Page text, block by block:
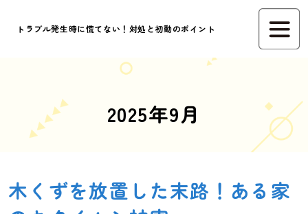
トラブル発生時に慌てない！対処と初動のポイント
2025年9月
木くずを放置した末路！ある家